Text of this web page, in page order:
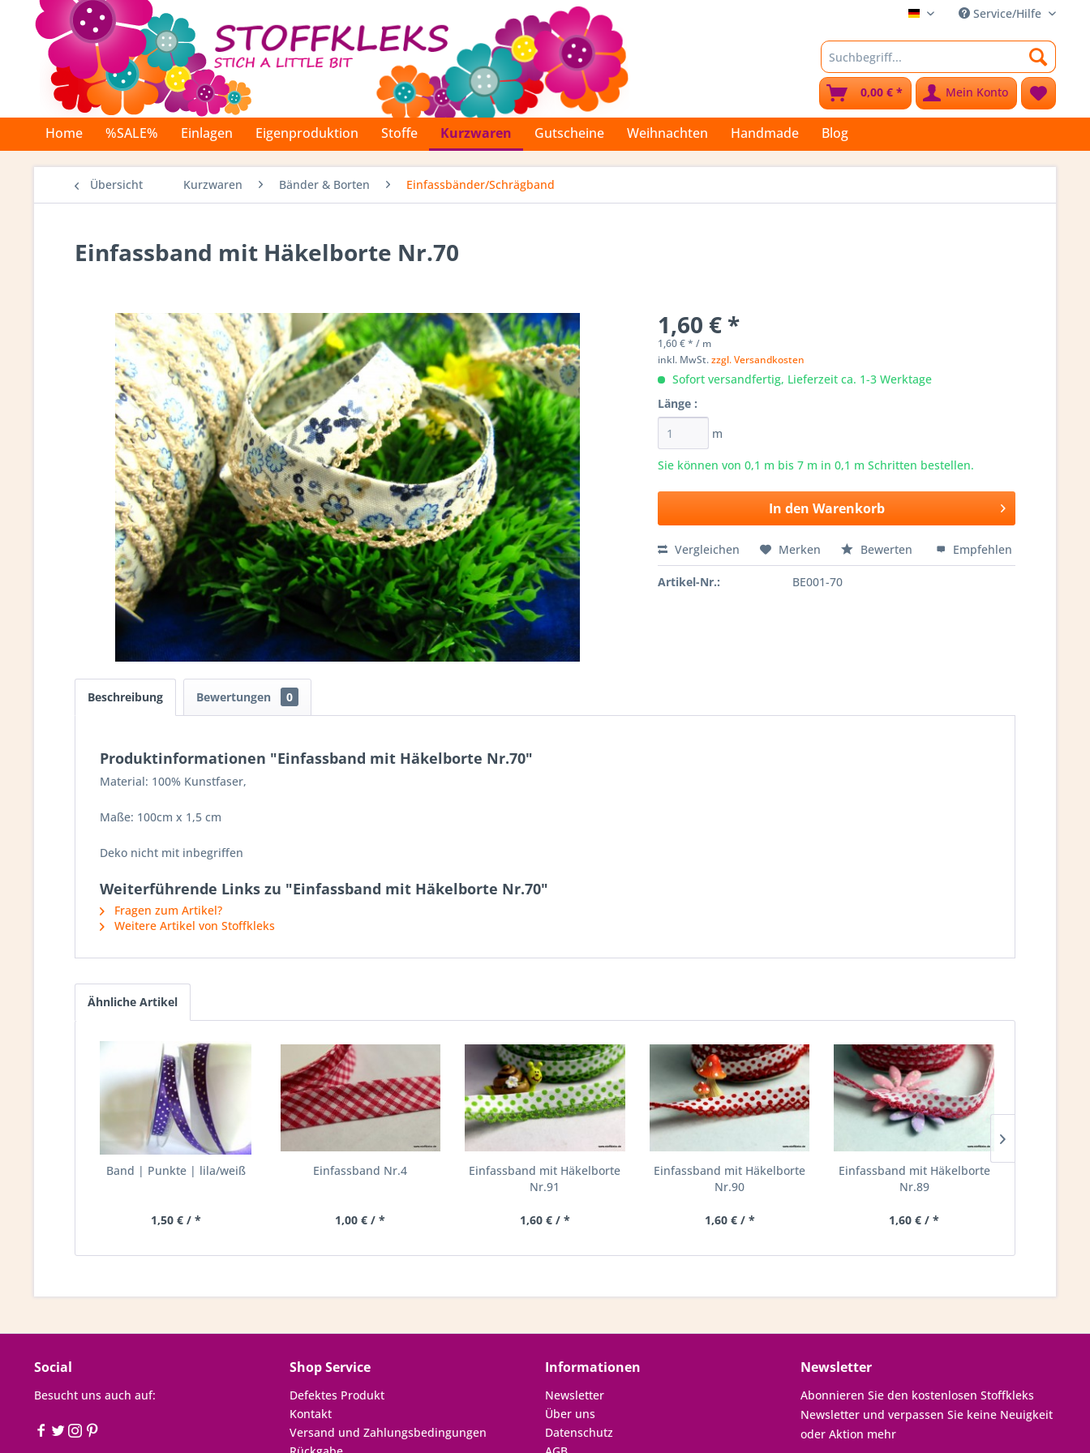
Stoffkleks Service/Hilfe
Mein Konto
0,00 € *
Home %SALE% Einlagen Eigenproduktion Stoffe Kurzwaren Gutscheine Weihnachten Handmade Blog
Übersicht Kurzwaren Bänder & Borten Einfassbänder/Schrägband
Einfassband mit Häkelborte Nr.70
1,60 € *
1,60 € * / m
inkl. MwSt.zzgl. Versandkosten
Sofort versandfertig, Lieferzeit ca. 1-3 Werktage
Länge :
m
Sie können von 0,1 m bis7 m in 0,1 m Schritten bestellen.
In den Warenkorb
Vergleichen Merken Bewerten Empfehlen
Artikel-Nr.: BE001-70
Beschreibung Bewertungen 0
Produktinformationen "Einfassband mit Häkelborte Nr.70"
Material: 100% Kunstfaser,
Maße: 100cm x 1,5 cm
Deko nicht mit inbegriffen
Weiterführende Links zu "Einfassband mit Häkelborte Nr.70"
Fragen zum Artikel?
Weitere Artikel von Stoffkleks
Ähnliche Artikel
Band | Punkte | lila/weiß
1,50 € / *
Einfassband Nr.4
1,00 € / *
Einfassband mit Häkelborte
Nr.91
1,60 € / *
Einfassband mit Häkelborte
Nr.90
1,60 € / *
Einfassband mit Häkelborte
Nr.89
1,60 € / *
Social
Besucht uns auch auf:
Shop Service
Defektes Produkt
Kontakt
Versand und Zahlungsbedingungen
Informationen
Newsletter
Über uns
Datenschutz
Newsletter
Abonnieren Sie den kostenlosen Stoffkleks
Newsletter und verpassen Sie keine Neuigkeit
oder Aktion mehr